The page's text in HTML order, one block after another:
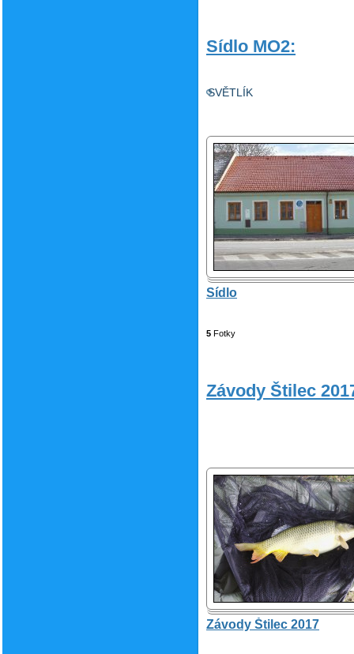
Sídlo MO2:
SVĚTLÍK
Sídlo
5 Fotky
Závody Štilec
Závody Štilec 2017